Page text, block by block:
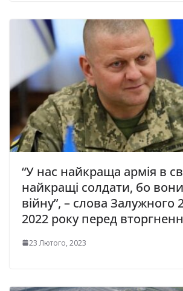
“У нас найкраща армія в
найкращі солдати, бо
війну”, – слова Залужного
2022 року перед
23 Лютого, 2023